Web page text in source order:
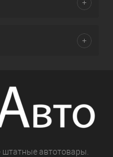
штатные автотовары.